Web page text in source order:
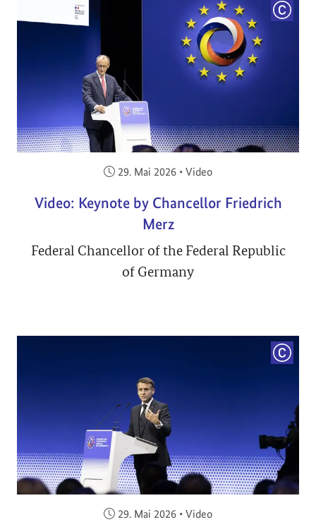
Veröffentlicht am:
29. Mai 2026 • Video
Video: Keynote by Chancellor Friedrich
Merz
Federal Chancellor of the Federal Republic
of Germany
Veröffentlicht am:
29. Mai 2026 • Video